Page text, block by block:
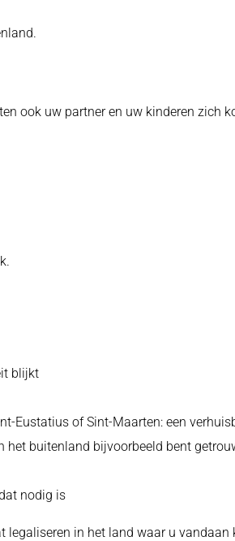
ook uw partner en uw kinderen zich
blijkt
Eustatius of Sint-Maarten: een
buitenland bijvoorbeeld bent
nodig is
in het land waar u vandaan